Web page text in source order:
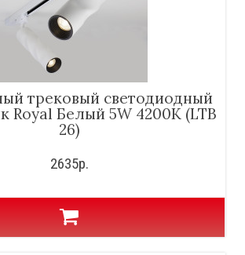
трековый светодиодный
Royal Белый 5W 4200K (LTB
26)
2635р.